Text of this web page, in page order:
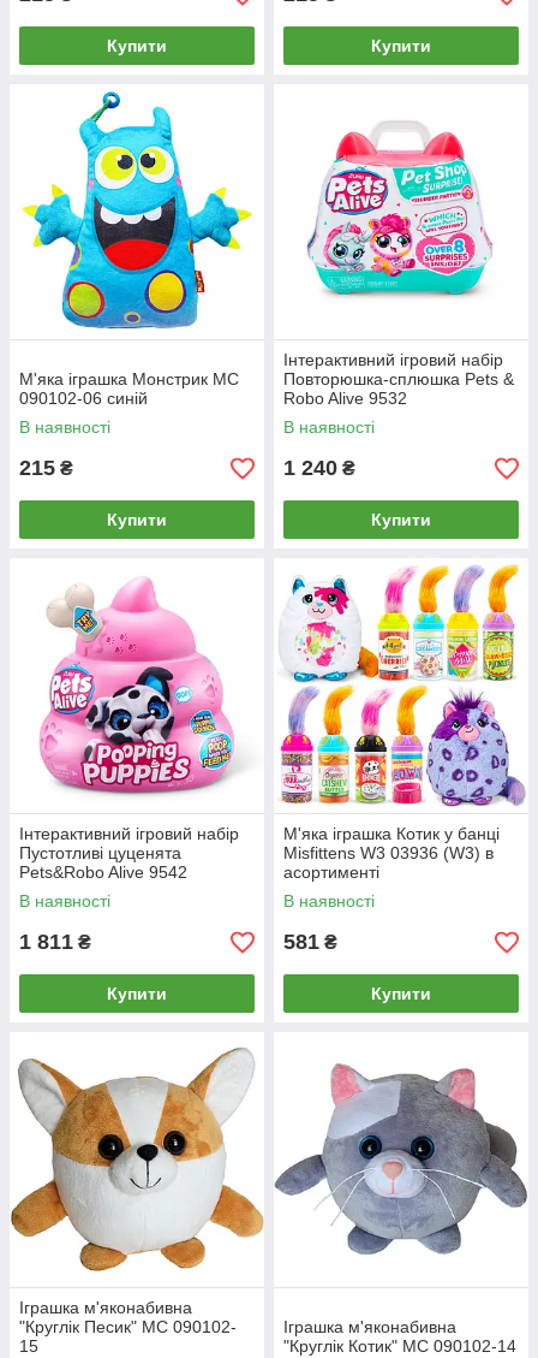
Купити Купити
М'яка іграшка Монстрик МС
090102-06 синій
В наявності
215 ₴
Купити
Інтерактивний ігровий набір
Повторюшка-сплюшка Pets &
Robo Alive 9532
В наявності
1 240 ₴
Купити
Інтерактивний ігровий набір
Пустотливі цуценята
Pets&Robo Alive 9542
іграшка-сюрприз
В наявності
1 811 ₴
Купити
М'яка іграшка Котик у банці
Misfittens W3 03936 (W3) в
асортименті
В наявності
581 ₴
Купити
Іграшка м'яконабивна
"Круглік Песик" МС 090102-
15
Іграшка м'яконабивна
"Круглік Котик" МС 090102-14